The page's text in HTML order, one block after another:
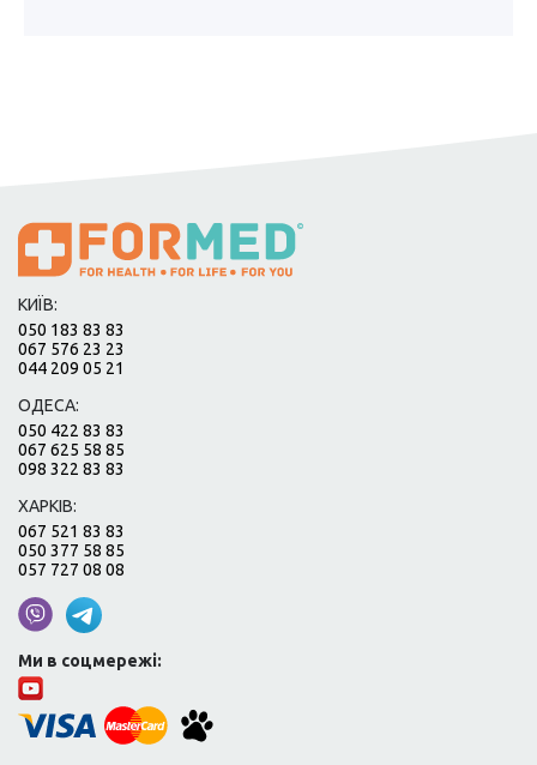
КИЇВ:
050 183 83 83
067 576 23 23
044 209 05 21
ОДЕСА:
050 422 83 83
067 625 58 85
098 322 83 83
ХАРКІВ:
067 521 83 83
050 377 58 85
057 727 08 08
Ми в соцмережі: